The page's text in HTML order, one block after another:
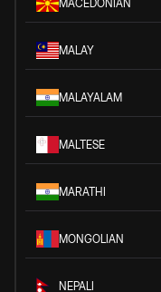
MACEDONIAN
MALAY
MALAYALAM
MALTESE
MARATHI
MONGOLIAN
NEPALI